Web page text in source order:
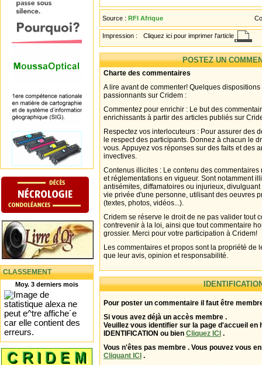
CLASSEMENT
Moy. 3 derniers mois
Source : RFI Afrique
Impression : Cliquez ici pour imprimer l'article
POSTEZ UN
Charte des commentaires
A lire avant de commenter! Quelques
passionnants sur Cridem :
Commentez pour enrichir : Le but des
enrichissants à partir des articles publiés sur
Respectez vos interlocuteurs : Pour assurer des
le respect des participants. Donnez à chacun le
vous. Appuyez vos réponses sur des faits et des
invectives.
Contenus illicites : Le contenu des
et réglementations en vigueur. Sont notamment
antisémites, diffamatoires ou injurieux,
vie privée d'une personne, utilisant des oeuvres
(textes, photos, vidéos...).
Cridem se réserve le droit de ne pas valider tout
contrevenir à la loi, ainsi que tout commentaire
grossier. Merci pour votre participation à Cridem!
Les commentaires et propos sont la propriété de
que leur avis, opinion et responsabilité.
Pour poster un commentaire il faut être
Si vous avez déjà un accès membre .
Veuillez vous identifier sur la page d'accueil en
IDENTIFICATION ou bien Cliquez ICI .
Vous n'êtes pas membre . Vous pouvez vous
Cliquant ICI .